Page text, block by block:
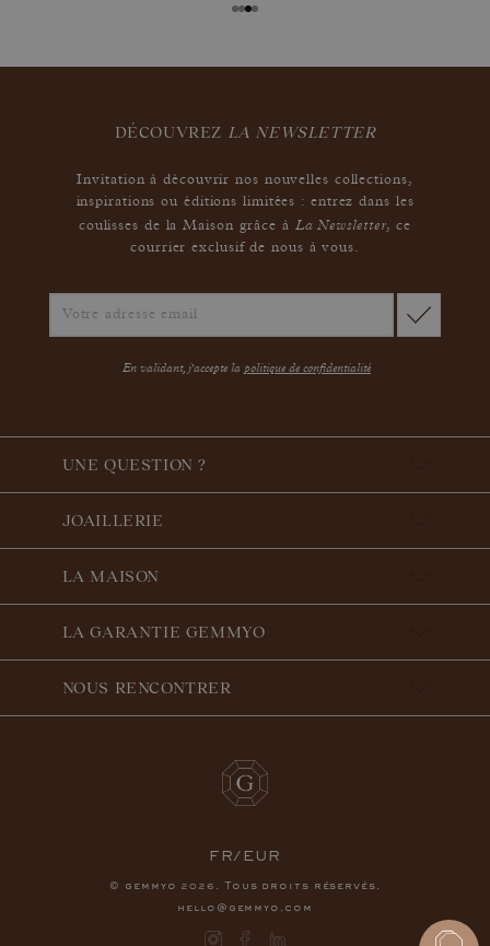
DÉCOUVREZ LA NEWSLETTER
Invitation à découvrir nos nouvelles collections,
inspirations ou éditions limitées : entrez dans les
coulisses de la Maison grâce à La Newsletter,ce
courrier exclusif de nous à vous.
En validant, j'accepte la politique de confidentialité
UNE QUESTION ?
JOAILLERIE
LA MAISON
LA GARANTIE GEMMYO
NOUS RENCONTRER
FR/EUR
© gemmyo 2026 . Tous droits réservés.
hello@gemmyo.com